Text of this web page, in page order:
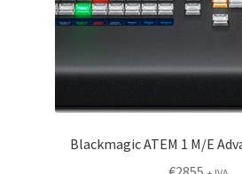
Blackmagic ATEM 1 M/E